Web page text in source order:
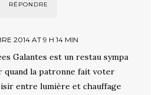
RÉPONDRE
2014 AT 9 H 14 MIN
Galantes est un restau sympa
quand la patronne fait voter
entre lumière et chauffage